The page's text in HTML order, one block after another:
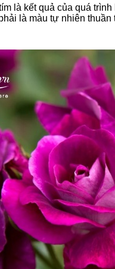
là kết quả của quá
là màu tự nhiên